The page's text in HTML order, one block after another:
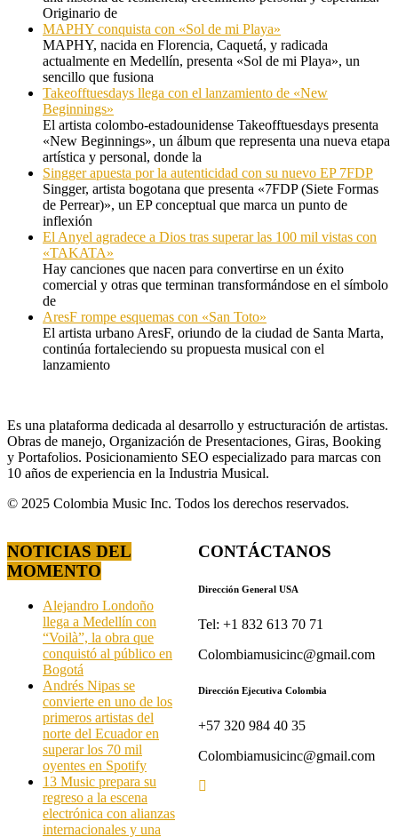
Originario de
MAPHY conquista con «Sol de mi Playa»
MAPHY, nacida en Florencia, Caquetá, y radicada
actualmente en Medellín, presenta «Sol de mi Playa», un
sencillo que fusiona
Takeofftuesdays llega con el lanzamiento de «New
Beginnings»
El artista colombo-estadounidense Takeofftuesdays presenta
«New Beginnings», un álbum que representa una nueva etapa
artística y personal, donde la
Singger apuesta por la autenticidad con su nuevo EP 7FDP
Singger, artista bogotana que presenta «7FDP (Siete Formas
de Perrear)», un EP conceptual que marca un punto de
inflexión
El Anyel agradece a Dios tras superar las 100 mil vistas con
«TAKATA»
Hay canciones que nacen para convertirse en un éxito
comercial y otras que terminan transformándose en el símbolo
de
AresF rompe esquemas con «San Toto»
El artista urbano AresF, oriundo de la ciudad de Santa Marta,
continúa fortaleciendo su propuesta musical con el
lanzamiento
Es una plataforma dedicada al desarrollo y estructuración de artistas.
Obras de manejo, Organización de Presentaciones, Giras, Booking
y Portafolios. Posicionamiento SEO especializado para marcas con
10 años de experiencia en la Industria Musical.
© 2025 Colombia Music Inc. Todos los derechos reservados.
NOTICIAS DEL
MOMENTO
Alejandro Londoño
llega a Medellín con
“Voilà”, la obra que
conquistó al público en
Bogotá
Andrés Nipas se
convierte en uno de los
primeros artistas del
norte del Ecuador en
superar los 70 mil
oyentes en Spotify
13 Music prepara su
regreso a la escena
electrónica con alianzas
internacionales y una
CONTÁCTANOS
Dirección General USA
Tel: +1 832 613 70 71
Colombiamusicinc@gmail.com
Dirección Ejecutiva Colombia
+57 320 984 40 35
Colombiamusicinc@gmail.com